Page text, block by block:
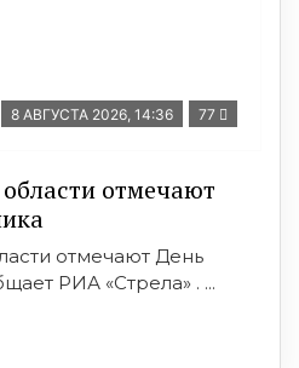
8 АВГУСТА 2026, 14:36 77
отмечают
отмечают День
РИА «Стрела» . ...